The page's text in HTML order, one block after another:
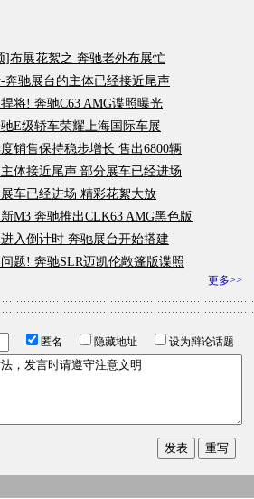
]布展花絮之 奔驰老外布展忙
奔驰展台的主体已经接近尾声
将! 奔驰C63 AMG谍照曝光
E级轿车荣耀上海国际车展
销售保持稳步增长 售出6800辆
体接近尾声 部分展车已经进场
车已经进场 精彩花絮大放
M3 奔驰推出CLK63 AMG黑色版
进入倒计时 奔驰展台开始搭建
题! 奔驰SLR迈凯伦敞篷版谍照
更多>>
匿名 隐藏地址 设为辩论话题